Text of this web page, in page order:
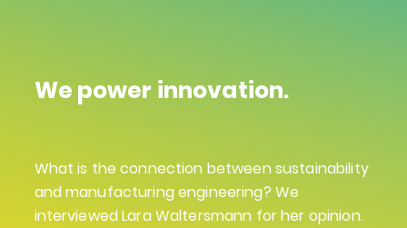
We power innovation.
What is the connection between sustainability
and manufacturing engineering? We
interviewed Lara Waltersmann for her opinion.